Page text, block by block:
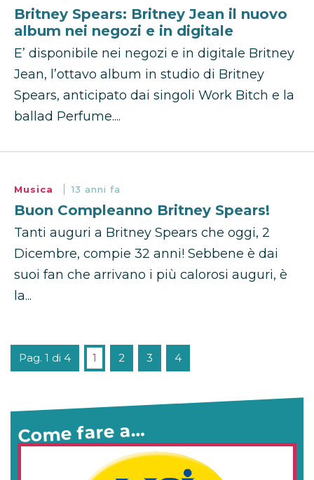
Britney Spears: Britney Jean il nuovo
album nei negozi e in digitale
E’ disponibile nei negozi e in digitale Britney
Jean, l’ottavo album in studio di Britney
Spears, anticipato dai singoli Work Bitch e la
ballad Perfume....
Musica 13 anni fa
Buon Compleanno Britney Spears!
Tanti auguri a Britney Spears che oggi, 2
Dicembre, compie 32 anni! Sebbene è dai
suoi fan che arrivano i più calorosi auguri, è
la...
Pag. 1 di 4 1 2 3 4
Come fare a…